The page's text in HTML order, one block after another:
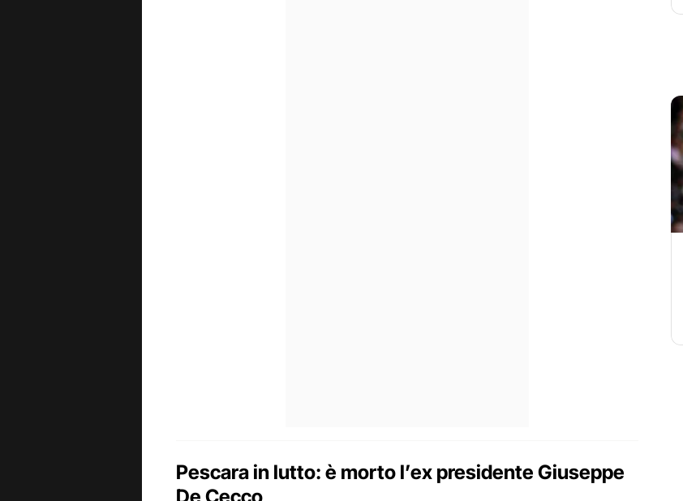
Pescara in lutto: è morto l’ex presidente Giuseppe